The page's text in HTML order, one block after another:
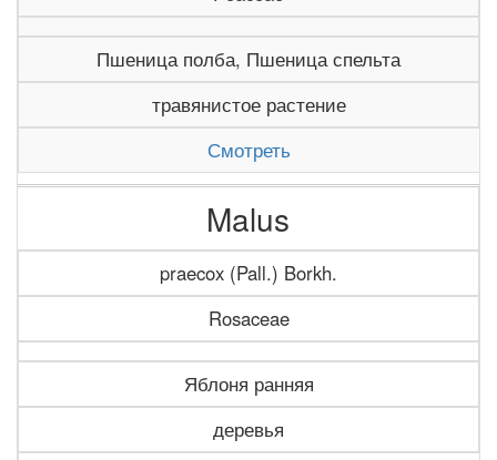
Пшеница полба, Пшеница спельта
травянистое растение
Смотреть
Malus
praecox (Pall.) Borkh.
Rosaceae
Яблоня ранняя
деревья